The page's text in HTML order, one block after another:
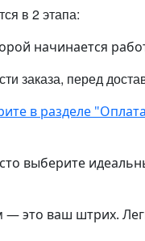
в 2 этапа:
начинается
заказа, перед
в разделе
выберите
— это ваш штрих.